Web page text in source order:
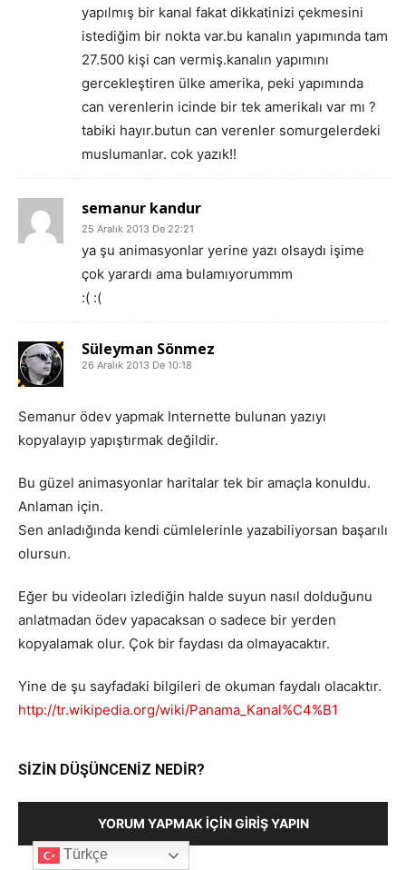
yapılmış bir kanal fakat dikkatinizi çekmesini
istediğim bir nokta var.bu kanalın yapımında tam
27.500 kişi can vermiş.kanalın yapımını
gercekleştiren ülke amerika, peki yapımında
can verenlerin icinde bir tek amerikalı var mı ?
tabiki hayır.butun can verenler somurgelerdeki
muslumanlar. cok yazık!!
semanur kandur
25 Aralık 2013 De 22:21
ya şu animasyonlar yerine yazı olsaydı işime
çok yarardı ama bulamıyorummm
:( :(
Süleyman Sönmez
26 Aralık 2013 De 10:18
Semanur ödev yapmak Internette bulunan yazıyı
kopyalayıp yapıştırmak değildir.
Bu güzel animasyonlar haritalar tek bir amaçla konuldu.
Anlaman için.
Sen anladığında kendi cümlelerinle yazabiliyorsan başarılı
olursun.
Eğer bu videoları izlediğin halde suyun nasıl dolduğunu
anlatmadan ödev yapacaksan o sadece bir yerden
kopyalamak olur. Çok bir faydası da olmayacaktır.
Yine de şu sayfadaki bilgileri de okuman faydalı olacaktır.
http://tr.wikipedia.org/wiki/Panama_Kanal%C4%B1
SİZİN DÜŞÜNCENİZ NEDİR?
YORUM YAPMAK İÇIN GIRIŞ YAPIN
Türkçe